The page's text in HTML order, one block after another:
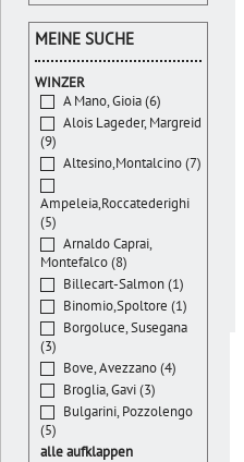
MEINE SUCHE
WINZER
A Mano, Gioia (6)
Alois Lageder, Margreid
(9)
Altesino,Montalcino (7)
Ampeleia,Roccatederighi
(5)
Arnaldo Caprai,
Montefalco (8)
Billecart-Salmon (1)
Binomio,Spoltore (1)
Borgoluce, Susegana
(3)
Bove, Avezzano (4)
Broglia, Gavi (3)
Bulgarini, Pozzolengo
(5)
alle aufklappen